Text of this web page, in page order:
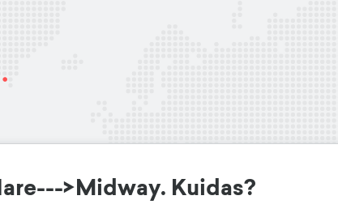
>Midway. Kuidas?